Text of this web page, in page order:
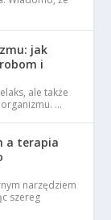
jak
i
ale także
…
a terapia
narzędziem
szereg